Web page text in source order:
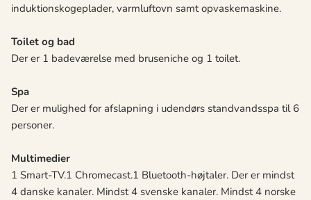
induktionskogeplader, varmluftovn samt opvaskemaskine.
Toilet og bad
Der er 1 badeværelse med bruseniche og 1 toilet.
Spa
Der er mulighed for afslapning i udendørs standvandsspa til 6
personer.
Multimedier
1 Smart-TV.1 Chromecast.1 Bluetooth-højtaler. Der er mindst
4 danske kanaler. Mindst 4 svenske kanaler. Mindst 4 norske